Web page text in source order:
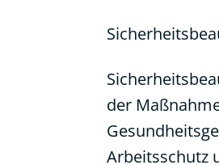
der
Arbeitsschutz